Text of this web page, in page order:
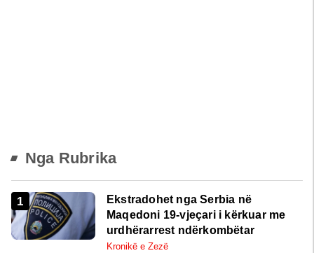
Nga Rubrika
Ekstradohet nga Serbia në
Maqedoni 19-vjeçari i kërkuar me
urdhërarrest ndërkombëtar
Kronikë e Zezë